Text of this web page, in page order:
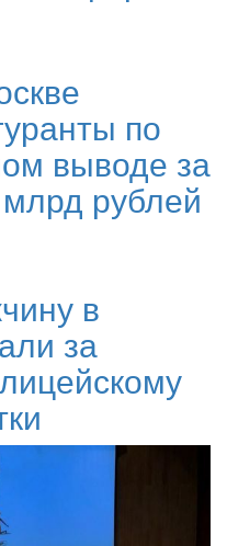
по
выводе за
рублей
в
за